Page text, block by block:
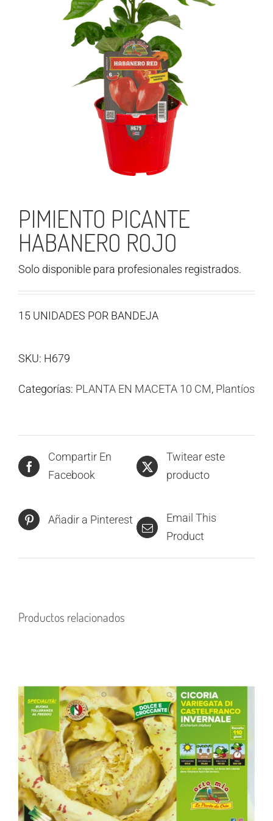
PIMIENTO PICANTE
HABANERO ROJO
Solo disponible para profesionales registrados.
15 UNIDADES POR BANDEJA
SKU: H679
Categorías: PLANTA EN MACETA 10 CM, Plantíos
Compartir En
Facebook
Twitear este
producto
Añadir a Pinterest
Email This
Product
Productos relacionados